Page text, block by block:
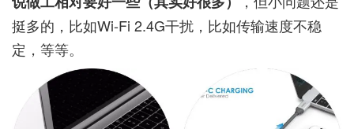
挺多的，比如Wi-Fi 2.4G干扰，比如传输速度不稳
定，等等。